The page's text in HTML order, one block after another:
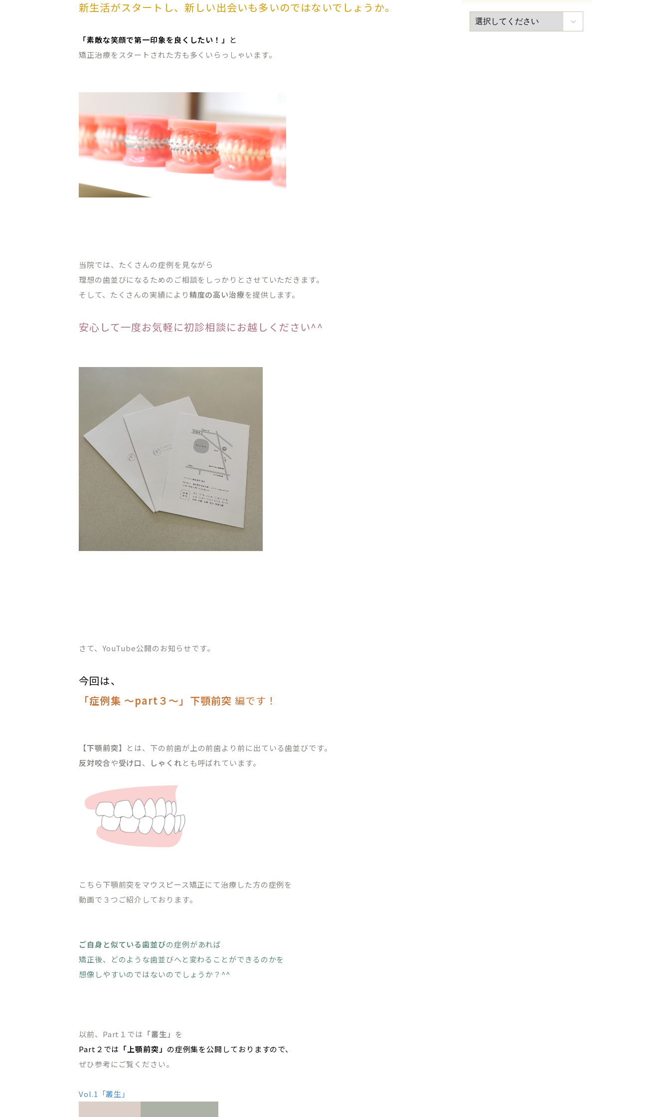
新生活がスタートし、新しい出会いも多いのではないでしょうか。
「素敵な笑顔で第一印象を良くしたい！」
と
矯正治療をスタートされた方も多くいらっしゃいます。
当院では、たくさんの症例を見ながら
理想の歯並びになるためのご相談をしっかりとさせていただきます。
そして、たくさんの実績により精度の高い治療を提供します。
安心して一度お気軽に初診相談にお越しください^^
さて、YouTube公開のお知らせです。
今回は、
「症例集 〜part３〜」下顎前突 編です！
【下顎前突】
とは、下の前歯が上の前歯より前に出ている歯並びです。
反対咬合や受け口、 しゃくれとも呼ばれています。
こちら下顎前突をマウスピース矯正にて治療した方の症例を
動画で３つご紹介しております。
ご自身と似ている歯並びの症例があれば
矯正後、どのような歯並びへと変わることができるのかを
想像しやすいのではないのでしょうか？^^
以前、Part１では 「叢生」 を
Part２では 「上顎前突」 の症例集を公開しておりますので、
ぜひ参考にご覧ください。
Vol.1「叢生」
CLINIC CONTENTS
ホーム
ドクター紹介
はじめての方へ
オンライン初診相談
料金表
クリニックブログ
プライバシーポリシー
TREATMENT CONTENTS
03-5803-1488
［平日］10:00～13:30、15:00～18:30/［土日］9:00～17:30